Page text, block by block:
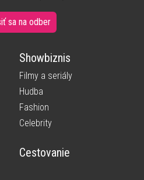
sa na odber
Showbiznis
Filmy a seriály
Hudba
Fashion
Celebrity
Cestovanie